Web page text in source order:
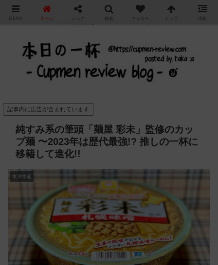
カップ麺の新商品をレビュー / アレンジするブログ
記事内に広告が含まれています
純すみ系の筆頭「麺屋 彩未」監修のカッ
プ麺 〜2023年は歴代最強!? 推しの一杯に
移籍して進化!!
東洋水産
MENU ホーム シェア 検索 フォロー トップ 情報